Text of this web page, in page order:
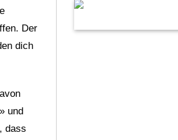
Der
dich
und
dass